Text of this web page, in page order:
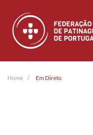
Skip to main content
Home Em Direto